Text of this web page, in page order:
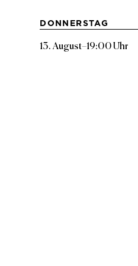
DONNERSTAG
13. August–19:00 Uhr